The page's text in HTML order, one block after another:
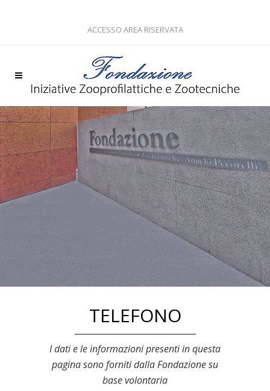
ACCESSO AREA RISERVATA
TELEFONO
I dati e le informazioni presenti in questa
pagina sono forniti dalla Fondazione su
base volontaria